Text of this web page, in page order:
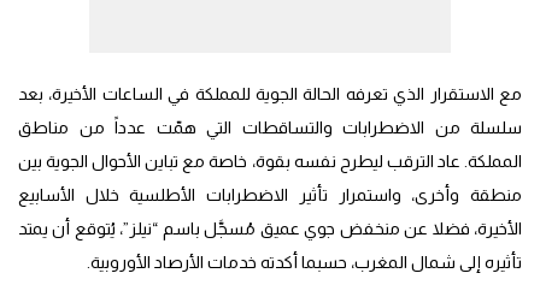
مع الاستقرار الذي تعرفه الحالة الجوية للمملكة في الساعات الأخيرة، بعد
سلسلة من الاضطرابات والتساقطات التي همّت عدداً من مناطق
المملكة. عاد الترقب ليطرح نفسه بقوة، خاصة مع تباين الأحوال الجوية بين
منطقة وأخرى، واستمرار تأثير الاضطرابات الأطلسية خلال الأسابيع
الأخيرة، فضلا عن منخفض جوي عميق مُسجَّل باسم “نيلز”، يُتوقع أن يمتد
تأثيره إلى شمال المغرب، حسبما أكدته خدمات الأرصاد الأوروبية.